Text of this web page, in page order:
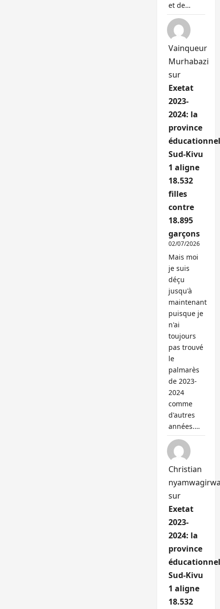
et de…
Vainqueur
Murhabazi
sur
Exetat
2023-
2024: la
province
Sud-Kivu
1 aligne
18.532
filles
contre
18.895
garçons
02/07/2026
Mais moi
je suis
déçu
jusqu'à
maintenant
puisque je
n'ai
toujours
pas trouvé
le
palmarès
de 2023-
2024
comme
d'autres
années.…
Christian
sur
Exetat
2023-
2024: la
province
Sud-Kivu
1 aligne
18.532